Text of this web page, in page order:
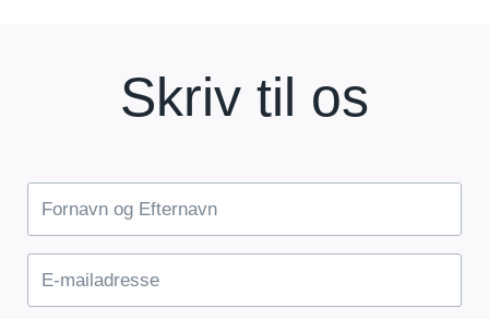
Skriv til os